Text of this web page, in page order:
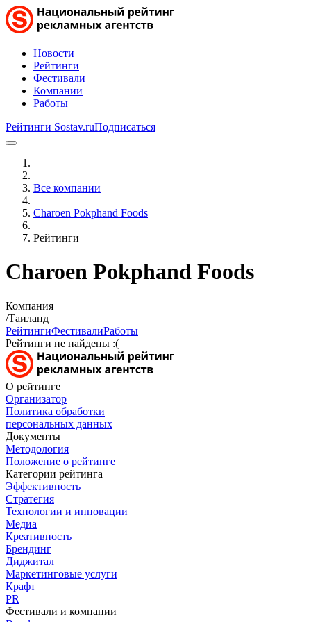
Новости
Рейтинги
Фестивали
Компании
Работы
Рейтинги Sostav.ruПодписаться
Все компании
Charoen Pokphand Foods
Рейтинги
Charoen Pokphand Foods
Компания
/Таиланд
РейтингиФестивалиРаботы
Рейтинги не найдены :(
О рейтинге
Организатор
Политика обработки
персональных данных
Документы
Методология
Положение о рейтинге
Категории рейтинга
Эффективность
Стратегия
Технологии и инновации
Медиа
Креативность
Брендинг
Диджитал
Маркетинговые услуги
Крафт
PR
Фестивали и компании